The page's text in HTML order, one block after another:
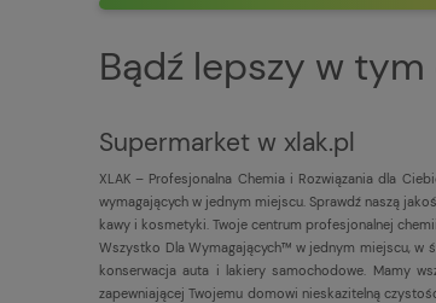
Bądź lepszy w
Supermarket w xlak.pl
XLAK – Profesjonalna Chemia i Rozwiązania dla
wymagających w jednym miejscu. Sprawdź naszą
kawy i kosmetyki. Twoje centrum profesjonalnej
Wszystko Dla Wymagających™ w jednym miejscu, w
konserwacja auta i lakiery samochodowe. Mamy
zapewniającej Twojemu domowi nieskazitelną